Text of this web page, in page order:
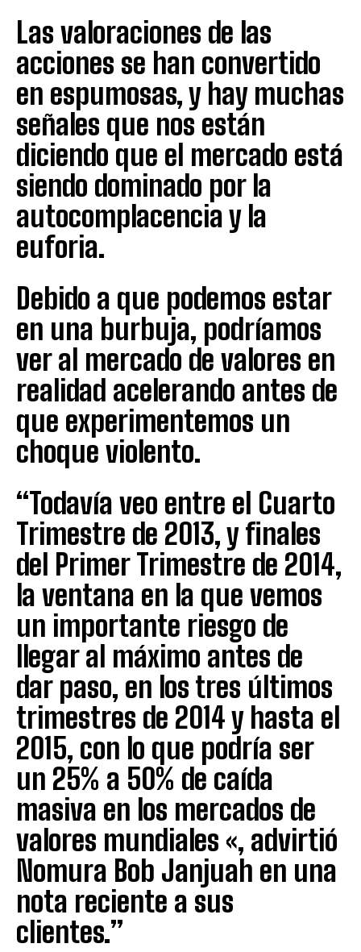
Las valoraciones de las
acciones se han convertido
en espumosas, y hay muchas
señales que nos están
diciendo que el mercado está
siendo dominado por la
autocomplacencia y la
euforia.
Debido a que podemos estar
en una burbuja, podríamos
ver al mercado de valores en
realidad acelerando antes de
que experimentemos un
choque violento.
“Todavía veo entre el Cuarto
Trimestre de 2013, y finales
del Primer Trimestre de 2014,
la ventana en la que vemos
un importante riesgo de
llegar al máximo antes de
dar paso, en los tres últimos
trimestres de 2014 y hasta el
2015, con lo que podría ser
un 25% a 50% de caída
masiva en los mercados de
valores mundiales «, advirtió
Nomura Bob Janjuah en una
nota reciente a sus
clientes.”